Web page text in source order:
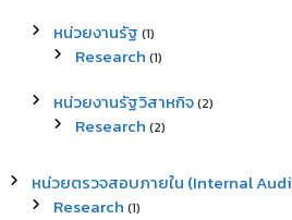
หน่วยงานรัฐ (1)
Research (1)
หน่วยงานรัฐวิสาหกิจ(2)
Research (2)
หน่วยตรวจสอบภายใน (Internal
Research (1)